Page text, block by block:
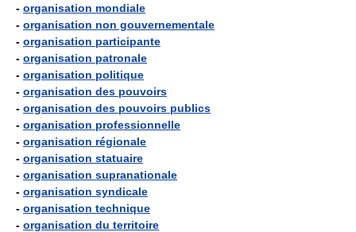
- organisation mondiale
- organisation non gouvernementale
- organisation participante
- organisation patronale
- organisation politique
- organisation des pouvoirs
- organisation des pouvoirs publics
- organisation professionnelle
- organisation régionale
- organisation statuaire
- organisation supranationale
- organisation syndicale
- organisation technique
- organisation du territoire